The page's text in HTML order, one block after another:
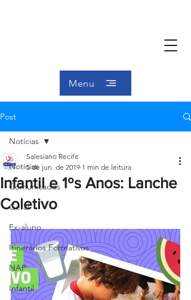
Menu
Post
Notícias
Comunicados
Geral
Ex-aluno
Itinerários Formativos
NAP
Infantil
Notícias
Infantil e 1ºs Anos: Lanche
Coletivo
Salesiano Recife
5 de jun. de 2019 1 min de leitura